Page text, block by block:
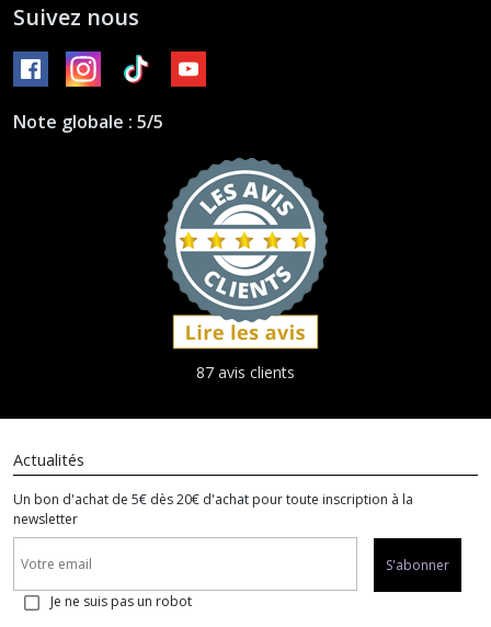
Suivez nous
Note globale : 5/5
87 avis clients
Actualités
Un bon d'achat de 5€ dès 20€ d'achat pour toute inscription à la
newsletter
S'abonner
Je ne suis pas un robot